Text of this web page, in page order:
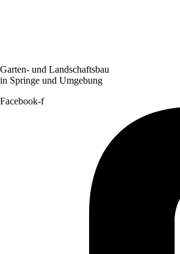
Garten- und Landschaftsbau
in Springe und Umgebung
Facebook-f